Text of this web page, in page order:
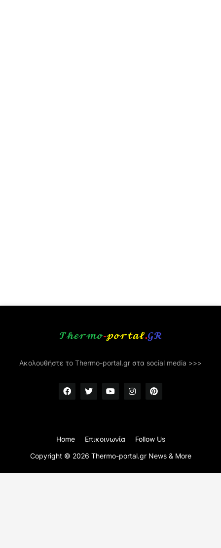
Ακολουθήστε το Thermo-portal.gr στα social media >>>
Copyright © 2026 Thermo-portal.gr News & More
Home Επικοινωνία Follow Us